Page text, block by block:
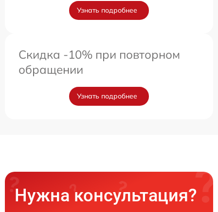
Узнать подробнее
Скидка -10% при повторном
обращении
Узнать подробнее
Нужна консультация?